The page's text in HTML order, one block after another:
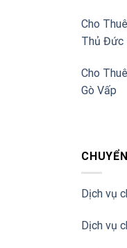
Cho
Thủ Đức
Cho
Gò Vấp
Dịch vụ
Dịch vụ